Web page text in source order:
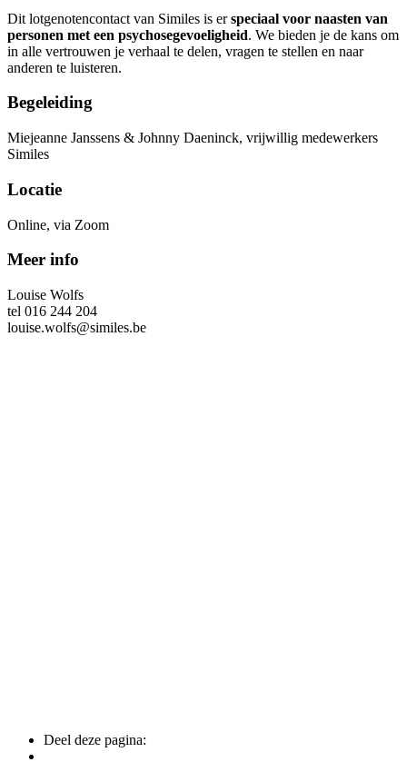
Dit lotgenotencontact van Similes is erspeciaal voor naasten van
personen met een psychosegevoeligheid. We bieden je de kans om
in alle vertrouwen je verhaal te delen, vragen te stellen en naar
anderen te luisteren.
Begeleiding
Miejeanne Janssens & Johnny Daeninck, vrijwillig medewerkers
Similes
Locatie
Online, via Zoom
Meer info
Louise Wolfs
tel 016 244 204
louise.wolfs@similes.be
Deel deze pagina: